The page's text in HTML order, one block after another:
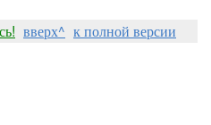
вверх^ к полной версии